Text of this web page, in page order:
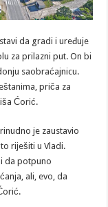
da gradi i uređuje
za prilazni put. On bi
saobraćajnicu.
priča za
Ćorić.
je zaustavio
riješiti u Vladi.
da potpuno
ali, evo, da